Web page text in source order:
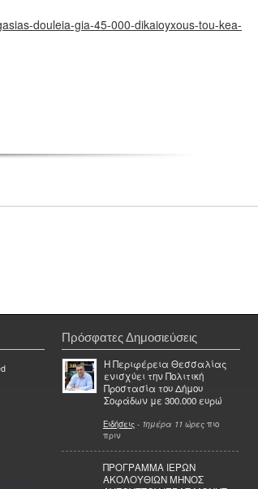
douleia-gia-45-000-dikaioyxous-tou-kea-
Πρόσφατες Δημοσιεύσεις
Η Περιφέρεια Θεσσαλίας
ενισχύει την Πολιτική
Προστασία του Δήμου
Σοφάδων με 300.000 ευρώ
Ειδήσεις - 1ημέρα 11 ώρες πιο
πριν
ΠΡΟΓΡΑΜΜΑ ΙΕΡΩΝ
ΑΚΟΛΟΥΘΙΩΝ ΜΗΝΟΣ